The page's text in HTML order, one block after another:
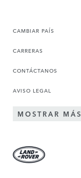
CAMBIAR PAÍS
CARRERAS
CONTÁCTANOS
AVISO LEGAL
MOSTRAR MÁS